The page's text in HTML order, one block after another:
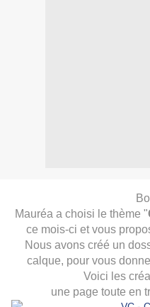
Mauréa a choisi le thème "
ce mois-ci et vous
Nous avons créé un
calque, pour vous
Voici les
une page toute en